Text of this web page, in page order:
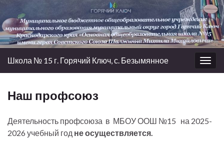
Вкл/
выкл
Школа № 15 г. Горячий Ключ, с. Безымянное
Наш профсоюз
Деятельность профсоюза в МБОУ ООШ №15 на 2025-
2026 учебный год не осуществляется.